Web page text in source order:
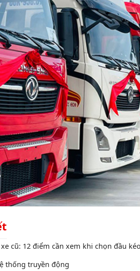
cũ: 12 điểm cần xem khi chọn đầu
thống truyền động